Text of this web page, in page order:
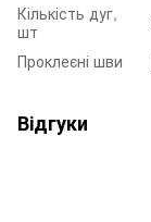
Кількість дуг,
шт
Проклеєні шви
Відгуки